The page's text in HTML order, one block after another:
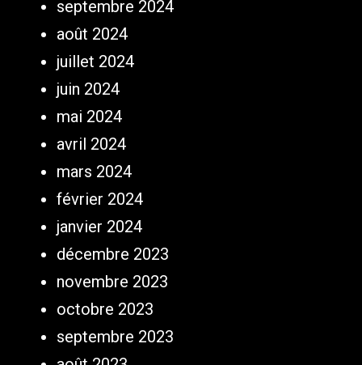
septembre 2024
août 2024
juillet 2024
juin 2024
mai 2024
avril 2024
mars 2024
février 2024
janvier 2024
décembre 2023
novembre 2023
octobre 2023
septembre 2023